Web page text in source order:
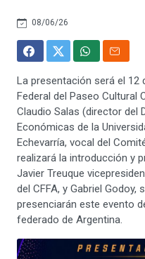
08/06/26
La presentación será el 12
Federal del Paseo Cultural
Claudio Salas (director del
Económicas de la
Echevarría, vocal del
realizará la introducción y
Javier Treuque
del CFFA, y Gabriel Godoy,
presenciarán este evento
federado de Argentina.